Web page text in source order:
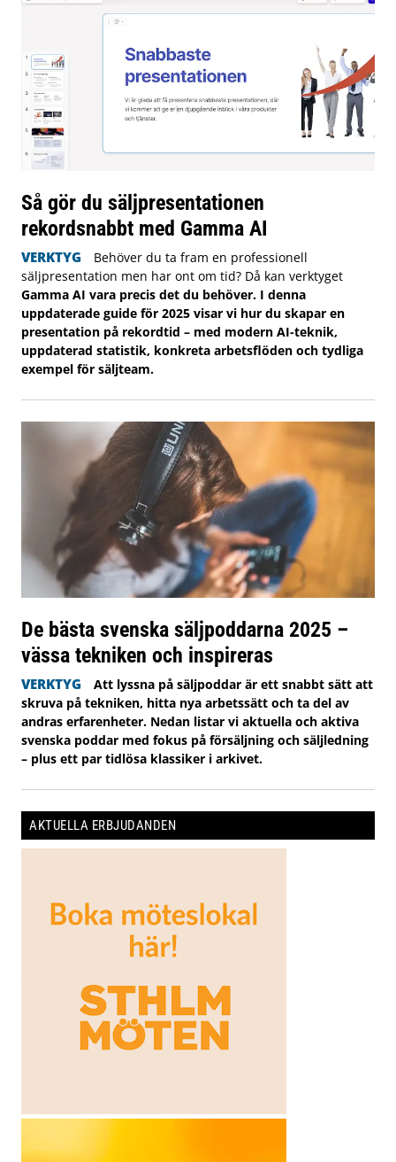
Så gör du säljpresentationen
rekordsnabbt med Gamma AI
VERKTYG
Behöver du ta fram en professionell
säljpresentation men har ont om tid? Då kan verktyget
Gamma AI vara precis det du behöver. I denna
uppdaterade guide för 2025 visar vi hur du skapar en
presentation på rekordtid – med modern AI-teknik,
uppdaterad statistik, konkreta arbetsflöden och tydliga
exempel för säljteam.
De bästa svenska säljpoddarna 2025 –
vässa tekniken och inspireras
VERKTYG
Att lyssna på säljpoddar är ett snabbt sätt att
skruva på tekniken, hitta nya arbetssätt och ta del av
andras erfarenheter. Nedan listar vi aktuella och aktiva
svenska poddar med fokus på försäljning och säljledning
– plus ett par tidlösa klassiker i arkivet.
AKTUELLA ERBJUDANDEN